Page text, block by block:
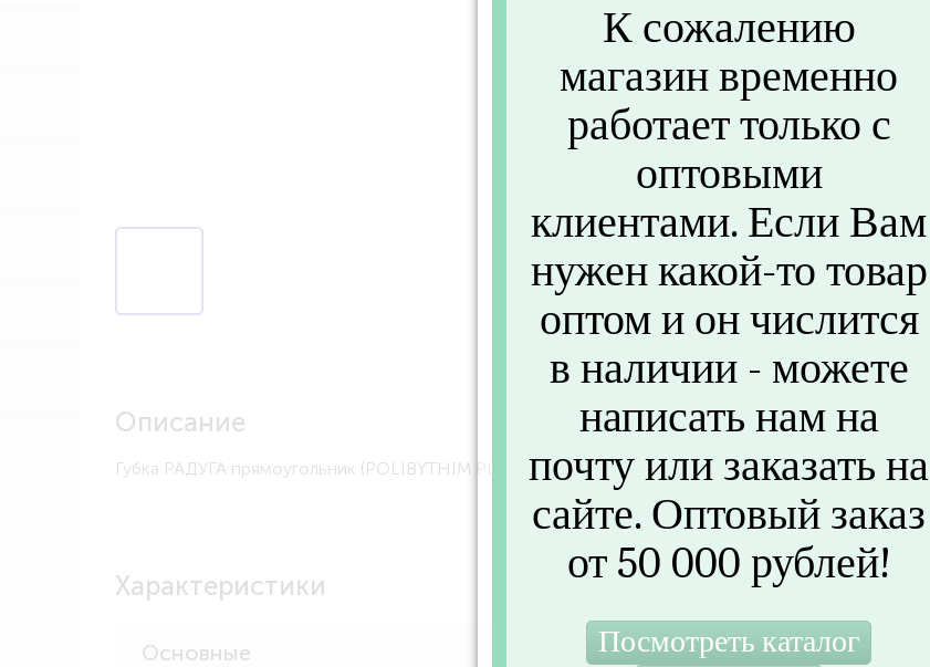
Описание
Губка РАДУГА прямоугольник (POLIBYTHIM PL04)
Характеристики
Основные
К сожалению
магазин временно
работает только с
оптовыми
клиентами. Если Вам
нужен какой-то товар
оптом и он числится
в наличии - можете
написать нам на
почту или заказать на
сайте. Оптовый заказ
от 50 000 рублей!